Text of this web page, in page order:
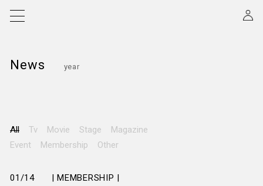
News year
All Tv Movie Stage
Magazine
Event
Membership Other
01/14
| MEMBERSHIP |